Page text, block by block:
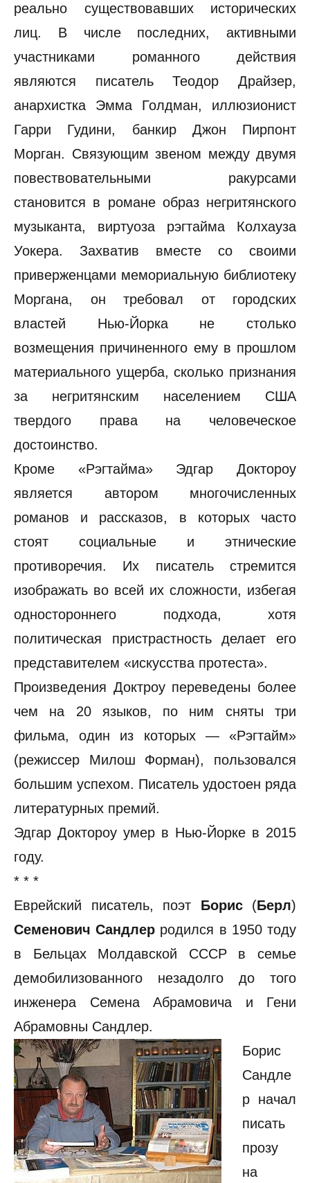
реально существовавших исторических
лиц. В числе последних, активными
участниками романного действия
являются писатель Теодор Драйзер,
анархистка Эмма Голдман, иллюзионист
Гарри Гудини, банкир Джон Пирпонт
Морган. Связующим звеном между двумя
повествовательными ракурсами
становится в романе образ негритянского
музыканта, виртуоза рэгтайма Колхауза
Уокера. Захватив вместе со своими
приверженцами мемориальную библиотеку
Моргана, он требовал от городских
властей Нью-Йорка не столько
возмещения причиненного ему в прошлом
материального ущерба, сколько признания
за негритянским населением США
твердого права на человеческое
достоинство.
Кроме «Рэгтайма» Эдгар Доктороу
является автором многочисленных
романов и рассказов, в которых часто
стоят социальные и этнические
противоречия. Их писатель стремится
изображать во всей их сложности, избегая
одностороннего подхода, хотя
политическая пристрастность делает его
представителем «искусства протеста».
Произведения Доктроу переведены более
чем на 20 языков, по ним сняты три
фильма, один из которых — «Рэгтайм»
(режиссер Милош Форман), пользовался
большим успехом. Писатель удостоен ряда
литературных премий.
Эдгар Доктороу умер в Нью-Йорке в 2015
году.
* * *
Еврейский писатель, поэт Борис(Берл)
Семенович Сандлер родился в 1950 тоду
в Бельцах Молдавской СССР в семье
демобилизованного незадолго до того
инженера Семена Абрамовича и Гени
Абрамовны Сандлер.
Борис
Сандле
р начал
писать
прозу
на